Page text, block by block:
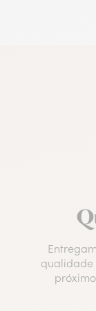
qualidade